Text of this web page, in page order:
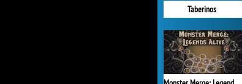
Taberinos